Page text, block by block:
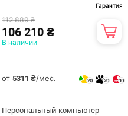
Гарантия
112 889 ₴
106 210 ₴
В наличии
от 5311 ₴/мес. 20 20 10
Персональный компьютер